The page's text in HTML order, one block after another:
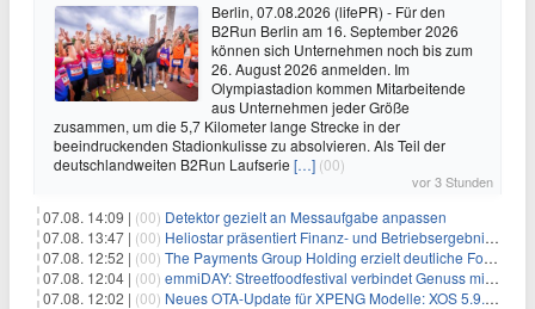
Berlin, 07.08.2026 (lifePR) - Für den
B2Run Berlin am 16. September 2026
können sich Unternehmen noch bis zum
26. August 2026 anmelden. Im
Olympiastadion kommen Mitarbeitende
aus Unternehmen jeder Größe
zusammen, um die 5,7 Kilometer lange Strecke in der
beeindruckenden Stadionkulisse zu absolvieren. Als Teil der
deutschlandweiten B2Run Laufserie […] (00)
vor 3 Stunden
07.08. 14:09 | (00) Detektor gezielt an Messaufgabe anpassen
07.08. 13:47 | (00) Heliostar präsentiert Finanz- und Betriebsergebnis für das zweite Quartal 2026 mit Goldproduktion und Barreserven in Rekordhöhe
07.08. 12:52 | (00) The Payments Group Holding erzielt deutliche Fortschritte bei ihren AI-Projekten
07.08. 12:04 | (00) emmiDAY: Streetfoodfestival verbindet Genuss mit Engagement gegen Brustkrebs
07.08. 12:02 | (00) Neues OTA-Update für XPENG Modelle: XOS 5.9.5 erweitert Sicherheits-, Lade- und Komfortfunktionen